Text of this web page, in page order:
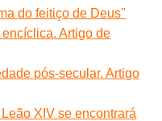
do feitiço de Deus"
Artigo de
pós-secular. Artigo
XIV se encontrará